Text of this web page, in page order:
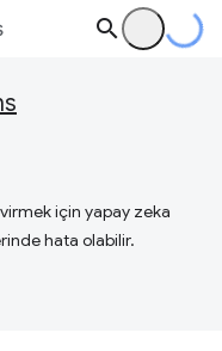
için yapay zeka
hata olabilir.